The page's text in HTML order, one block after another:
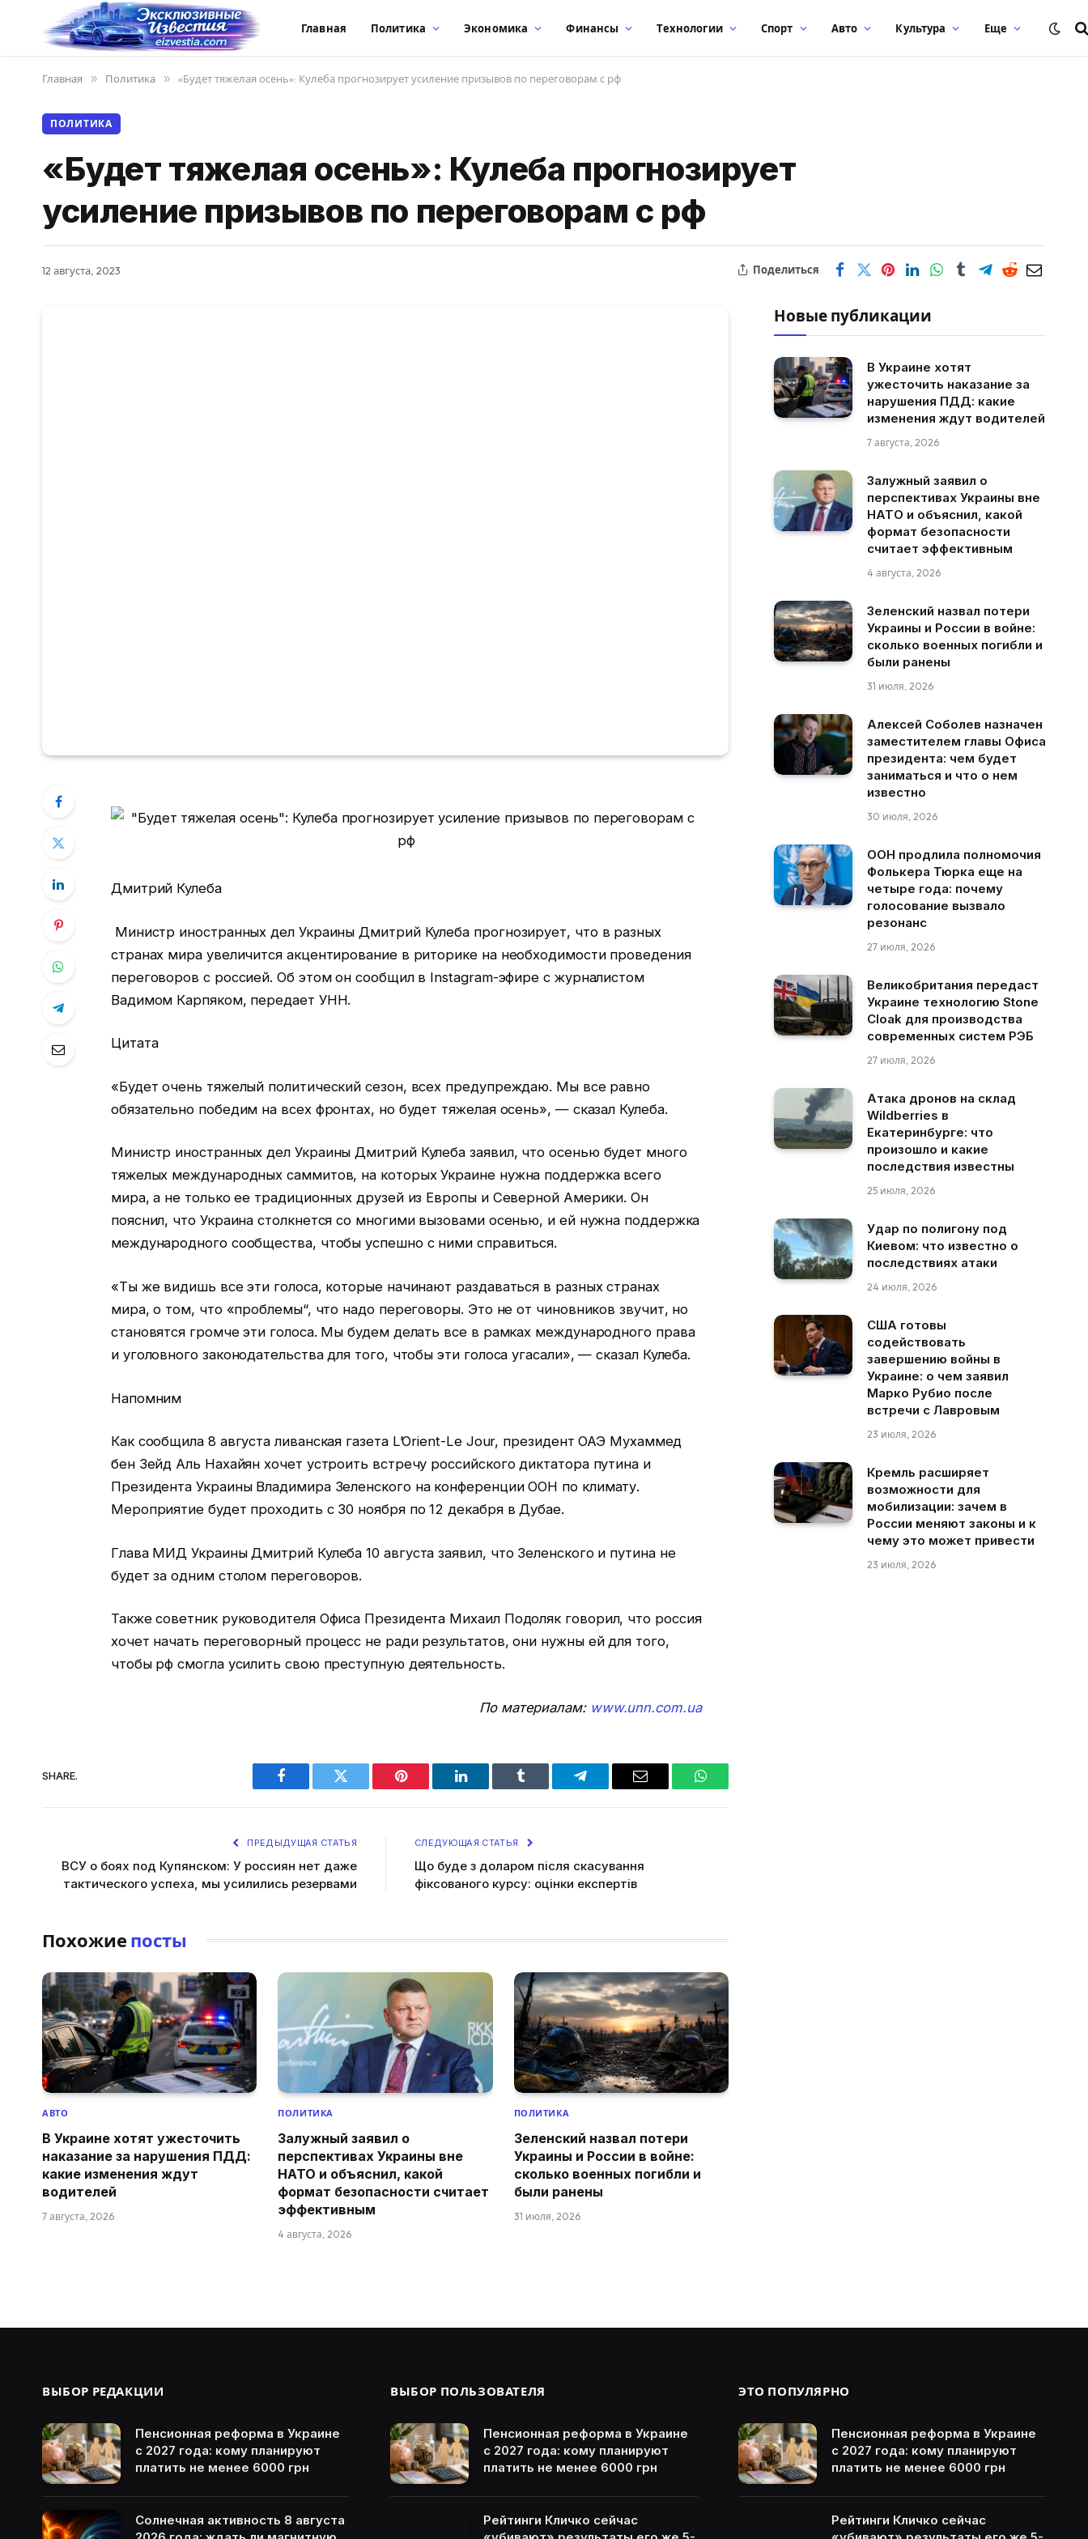
Главная Политика Экономика Финансы Технологии Спорт Авто Культура Еще
Главная » Политика » «Будет тяжелая осень»: Кулеба прогнозирует усиление призывов по переговорам с рф
ПОЛИТИКА
«Будет тяжелая осень»: Кулеба прогнозирует
усиление призывов по переговорам с рф
12 августа, 2023 Поделиться
Дмитрий Кулеба
Министр иностранных дел Украины Дмитрий Кулеба прогнозирует, что в разных
странах мира увеличится акцентирование в риторике на необходимости проведения
переговоров с россией. Об этом он сообщил в Instagram-эфире с журналистом
Вадимом Карпяком, передает УНН.
Цитата
«Будет очень тяжелый политический сезон, всех предупреждаю. Мы все равно
обязательно победим на всех фронтах, но будет тяжелая осень», — сказал Кулеба.
Министр иностранных дел Украины Дмитрий Кулеба заявил, что осенью будет много
тяжелых международных саммитов, на которых Украине нужна поддержка всего
мира, а не только ее традиционных друзей из Европы и Северной Америки. Он
пояснил, что Украина столкнется со многими вызовами осенью, и ей нужна поддержка
международного сообщества, чтобы успешно с ними справиться.
«Ты же видишь все эти голоса, которые начинают раздаваться в разных странах
мира, о том, что «проблемы“, что надо переговоры. Это не от чиновников звучит, но
становятся громче эти голоса. Мы будем делать все в рамках международного права
и уголовного законодательства для того, чтобы эти голоса угасали», — сказал Кулеба.
Напомним
Как сообщила 8 августа ливанская газета L’Orient-Le Jour, президент ОАЭ Мухаммед
бен Зейд Аль Нахайян хочет устроить встречу российского диктатора путина и
Президента Украины Владимира Зеленского на конференции ООН по климату.
Мероприятие будет проходить с 30 ноября по 12 декабря в Дубае.
Глава МИД Украины Дмитрий Кулеба 10 августа заявил, что Зеленского и путина не
будет за одним столом переговоров.
Также советник руководителя Офиса Президента Михаил Подоляк говорил, что россия
хочет начать переговорный процесс не ради результатов, они нужны ей для того,
чтобы рф смогла усилить свою преступную деятельность.
По материалам: www.unn.com.ua
SHARE.
Facebook Twitter Pinterest LinkedIn Tumblr Telegram Email WhatsApp
ПРЕДЫДУЩАЯ СТАТЬЯ
ВСУ о боях под Купянском: У россиян нет даже
тактического успеха, мы усилились резервами
СЛЕДУЮЩАЯ СТАТЬЯ
Що буде з доларом після скасування
фіксованого курсу: оцінки експертів
Похожие посты
АВТО
В Украине хотят ужесточить
наказание за нарушения ПДД:
какие изменения ждут
водителей
7 августа, 2026
ПОЛИТИКА
Залужный заявил о
перспективах Украины вне
НАТО и объяснил, какой
формат безопасности считает
эффективным
4 августа, 2026
ПОЛИТИКА
Зеленский назвал потери
Украины и России в войне:
сколько военных погибли и
были ранены
31 июля, 2026
Новые публикации
В Украине хотят
ужесточить наказание за
нарушения ПДД: какие
изменения ждут водителей
7 августа, 2026
Залужный заявил о
перспективах Украины вне
НАТО и объяснил, какой
формат безопасности
считает эффективным
4 августа, 2026
Зеленский назвал потери
Украины и России в войне:
сколько военных погибли и
были ранены
31 июля, 2026
Алексей Соболев назначен
заместителем главы Офиса
президента: чем будет
заниматься и что о нем
известно
30 июля, 2026
ООН продлила полномочия
Фолькера Тюрка еще на
четыре года: почему
голосование вызвало
резонанс
27 июля, 2026
Великобритания передаст
Украине технологию Stone
Cloak для производства
современных систем РЭБ
27 июля, 2026
Атака дронов на склад
Wildberries в
Екатеринбурге: что
произошло и какие
последствия известны
25 июля, 2026
Удар по полигону под
Киевом: что известно о
последствиях атаки
24 июля, 2026
США готовы
содействовать
завершению войны в
Украине: о чем заявил
Марко Рубио после
встречи с Лавровым
23 июля, 2026
Кремль расширяет
возможности для
мобилизации: зачем в
России меняют законы и к
чему это может привести
23 июля, 2026
ВЫБОР РЕДАКЦИИ
Пенсионная реформа в Украине
с 2027 года: кому планируют
платить не менее 6000 грн
Солнечная активность 8 августа
ВЫБОР ПОЛЬЗОВАТЕЛЯ
Пенсионная реформа в Украине
с 2027 года: кому планируют
платить не менее 6000 грн
Рейтинги Кличко сейчас
ЭТО ПОПУЛЯРНО
Пенсионная реформа в Украине
с 2027 года: кому планируют
платить не менее 6000 грн
Рейтинги Кличко сейчас